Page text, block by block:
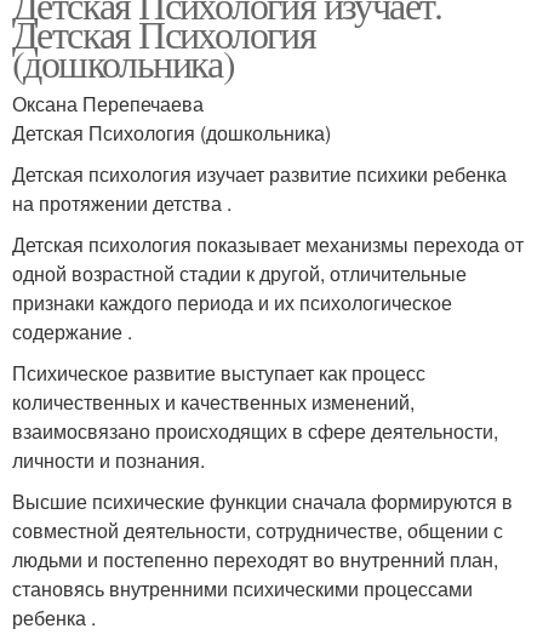
Детская Психология
(дошкольника)
Оксана Перепечаева
Детская Психология (дошкольника)
Детская психология изучает развитие психики ребенка
на протяжении детства .
Детская психология показывает механизмы перехода от
одной возрастной стадии к другой, отличительные
признаки каждого периода и их психологическое
содержание .
Психическое развитие выступает как процесс
количественных и качественных изменений,
взаимосвязано происходящих в сфере деятельности,
личности и познания.
Высшие психические функции сначала формируются в
совместной деятельности, сотрудничестве, общении с
людьми и постепенно переходят во внутренний план,
становясь внутренними психическими процессами
ребенка .